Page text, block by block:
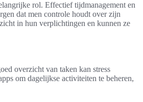
rol. Effectief tijdmanagement en
dat men controle houdt over zijn
in hun verplichtingen en kunnen ze
overzicht van taken kan stress
om dagelijkse activiteiten te beheren,